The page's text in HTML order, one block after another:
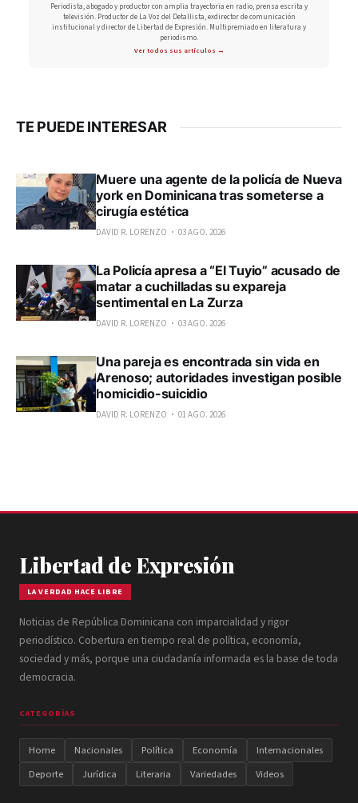
Periodista, abogado y productor con amplia trayectoria en radio, prensa escrita y
televisión. Productor de La Voz del Detallista, exdirector de comunicación
institucional y director de Libertad de Expresión. Multipremiado en literatura y
periodismo.
Ver todos sus artículos →
TE PUEDE INTERESAR
Muere una agente de la policía de Nueva
york en Dominicana tras someterse a
cirugía estética
DAVID R. LORENZO 03 AGO. 2026
La Policía apresa a “El Tuyio” acusado de
matar a cuchilladas su expareja
sentimental en La Zurza
DAVID R. LORENZO 03 AGO. 2026
Una pareja es encontrada sin vida en
Arenoso; autoridades investigan posible
homicidio-suicidio
DAVID R. LORENZO 01 AGO. 2026
Libertad de Expresión
LA VERDAD HACE LIBRE
Noticias de República Dominicana con imparcialidad y rigor
periodístico. Cobertura en tiempo real de política, economía,
sociedad y más, porque una ciudadanía informada es la base de toda
democracia.
CATEGORÍAS
Home Nacionales Política Economía
Internacionales
Deporte
Jurídica Literaria Variedades Videos